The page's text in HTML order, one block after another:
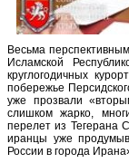
Весьма
Исламской
круглогодичных
побережье
уже прозвали
слишком жарко,
перелет из Тегерана
иранцы уже
России в города